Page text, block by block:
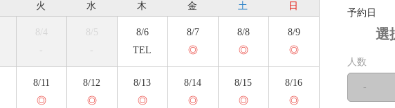
火 水 木 金 土 日
8/4
-
8/5
-
8/6
TEL
8/7
◎
8/8
◎
8/9
◎
8/11
◎
8/12
◎
8/13
◎
8/14
◎
8/15
◎
8/16
◎
予約日
選
人数
-